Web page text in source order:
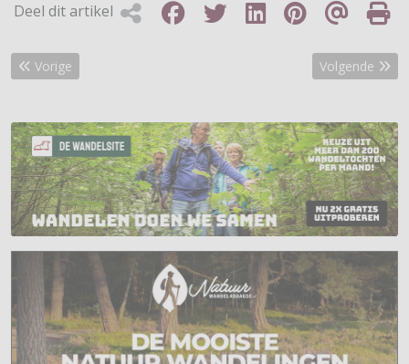
Deel dit artikel
Vorig artikel: AirZone Camino Trek: ventilerend en comfortabel
Vorige Volgende
Volgende